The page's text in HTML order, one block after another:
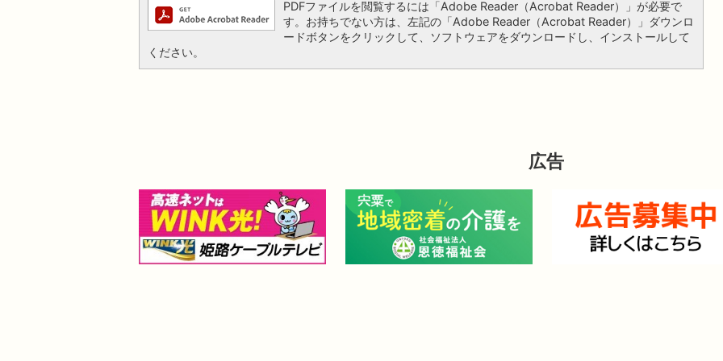
PDFファイルを閲覧するには「Adobe Reader（Acrobat Reader）」が必要で
す。お持ちでない方は、左記の「Adobe Reader（Acrobat Reader）」ダウンロ
ードボタンをクリックして、ソフトウェアをダウンロードし、インストールして
ください。
広告